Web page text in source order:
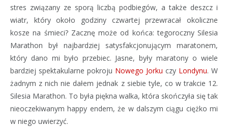
stres związany ze sporą liczbą podbiegów, a także deszcz i
wiatr, który około godziny czwartej przewracał okoliczne
kosze na śmieci? Zacznę może od końca: tegoroczny Silesia
Marathon był najbardziej satysfakcjonującym maratonem,
który dano mi było przebiec. Jasne, były maratony o wiele
bardziej spektakularne pokroju Nowego Jorku czy Londynu. W
żadnym z nich nie dałem jednak z siebie tyle, co w trakcie 12.
Silesia Marathon. To była piękna walka, która skończyła się tak
nieoczekiwanym happy endem, że w dalszym ciągu ciężko mi
w niego uwierzyć.